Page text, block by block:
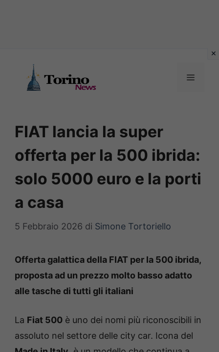
contenuto
MENU
FIAT lancia la super
offerta per la 500 ibrida:
solo 5000 euro e la porti
a casa
5 Febbraio 2026 di Simone Tortoriello
Offerta galattica della FIAT per la 500 ibrida,
proposta ad un prezzo molto basso adatto
alle tasche di tutti gli italiani
La Fiat 500 è uno dei nomi più riconoscibili in
assoluto nel settore delle city car. Icona del